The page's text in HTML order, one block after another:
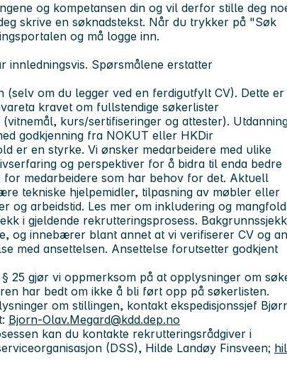
og kompetansen din og vil derfor stille deg
skrive en søknadstekst. Når du trykker på "Søk
og må logge inn.
innledningsvis. Spørsmålene erstatter
om du legger ved en ferdigutfylt CV). Dette er
kravet om fullstendige søkerlister
kurs/sertifiseringer og attester).
godkjenning fra NOKUT eller HKDir
er en styrke. Vi ønsker medarbeidere med ulike
og perspektiver for å bidra til enda bedre
medarbeidere som har behov for det. Aktuell
tekniske hjelpemidler, tilpasning av møbler eller
og arbeidstid. Les mer om inkludering og
i gjeldende rekrutteringsprosess. Bakgrunnssjekk
og innebærer blant annet at vi verifiserer CV og
med ansettelsen. Ansettelse forutsetter godkjent
25 gjør vi oppmerksom på at opplysninger om
har bedt om ikke å bli ført opp på søkerlisten.
om stillingen, kontakt ekspedisjonssjef
Bjorn-Olav.Megard@kdd.dep.no
kan du kontakte rekrutteringsrådgiver i
(DSS), Hilde Landøy Finsveen;